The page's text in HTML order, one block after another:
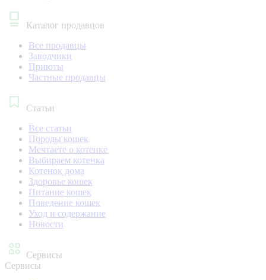
Каталог продавцов
Все продавцы
Заводчики
Приюты
Частные продавцы
Статьи
Все статьи
Породы кошек
Мечтаете о котенке
Выбираем котенка
Котенок дома
Здоровье кошек
Питание кошек
Поведение кошек
Уход и содержание
Новости
Сервисы
Сервисы